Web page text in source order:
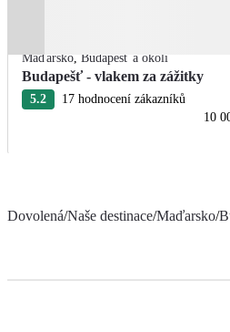
Maďarsko, Budapešť a okolí
Budapešť - vlakem za zážitky
5.2
17 hodnocení zákazníků
10
Dovolená/Naše destinace/Maďarsko/